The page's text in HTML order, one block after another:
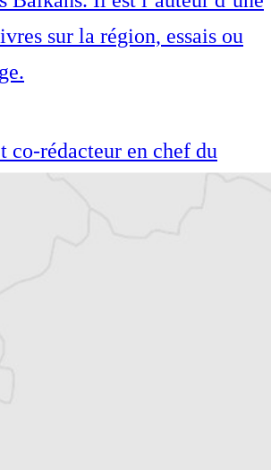
sur la région, essais ou
co-rédacteur en chef du